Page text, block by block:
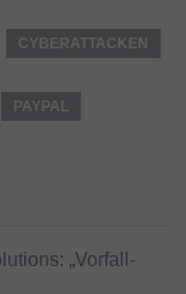
CYBERATTACKEN
PAYPAL
„Vorfall-